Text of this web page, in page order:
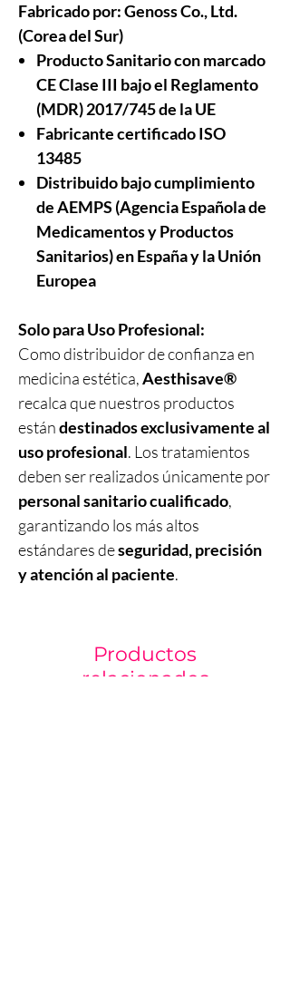
Fabricado por:Genoss Co., Ltd.
(Corea del Sur)
Producto Sanitario con marcado
CE Clase III bajo el Reglamento
(MDR) 2017/745 de la UE
Fabricante certificado ISO
13485
Distribuido bajo cumplimiento
de AEMPS (Agencia Española de
Medicamentos y Productos
Sanitarios)en España y la Unión
Europea
Solo para Uso Profesional:
Como distribuidor de confianza en
medicina estética,Aesthisave®
recalca que nuestros productos
estándestinados exclusivamente al
uso profesional. Los tratamientos
deben ser realizados únicamente por
personal sanitario cualificado,
garantizando los más altos
estándares deseguridad, precisión
y atención al paciente.
Productos
relacionados